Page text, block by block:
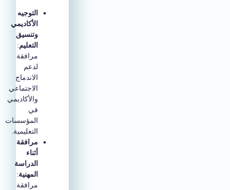
التوجيه
الأكاديمي
وتنسيق
التعليم:
مرافقة
لدعم
الاندماج
الاجتماعي
والأكاديمي
المؤسسات
التعليمية.
مرافقة
الدراسة
المهنية:
مرافقة